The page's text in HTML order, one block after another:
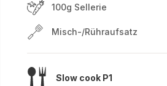
100g Sellerie
Misch-/Rühraufsatz
Slow cook P1